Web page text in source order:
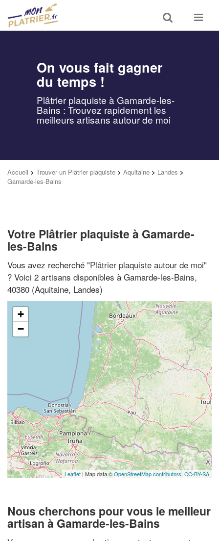
Toggle
search
Toggle
On vous fait gagner
du temps !
Plâtrier plaquiste à Gamarde-les-
Bains : Trouvez rapidement les
meilleurs artisans autour de moi
Accueil > Trouver un Plâtrier plaquiste > Aquitaine > Landes >
Gamarde-les-Bains
Votre Plâtrier plaquiste à Gamarde-
les-Bains
Vous avez recherché "Plâtrier plaquiste autour de moi"
? Voici 2 artisans disponibles à Gamarde-les-Bains,
40380 (Aquitaine, Landes)
+
−
Leaflet | Map data ©OpenStreetMap contributors, CC-BY-SA
Nous cherchons pour vous le meilleur
artisan à Gamarde-les-Bains